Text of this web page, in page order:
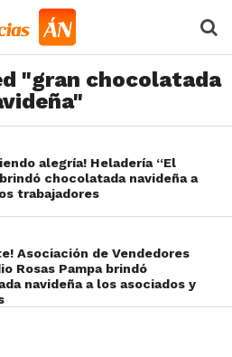
"gran chocolatada
alegría! Heladería “El
chocolatada navideña a
trabajadores
Asociación de Vendedores
Rosas Pampa brindó
navideña a los asociados y